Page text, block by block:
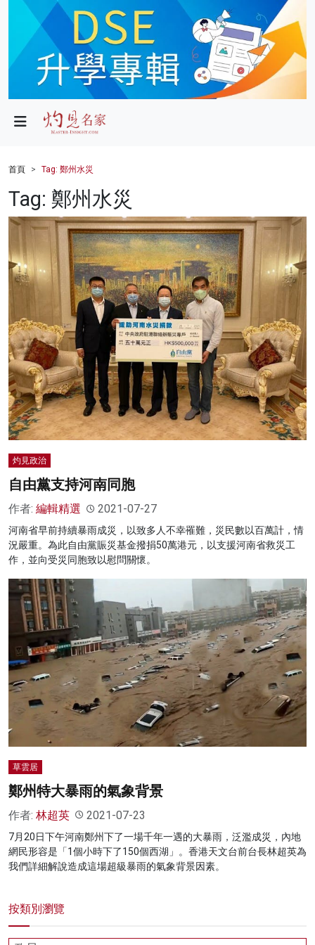
政局
財經
健康
商業
科技
名家榜
灼見活動
關於我們
首頁 Tag: 鄭州水災
Tag: 鄭州水災
灼見政治
自由黨支持河南同胞
作者: 編輯精選 2021-07-27
河南省早前持續暴雨成災，以致多人不幸罹難，災民數以百萬計，情
況嚴重。為此自由黨賑災基金撥捐50萬港元，以支援河南省救災工
作，並向受災同胞致以慰問關懷。
草雲居
鄭州特大暴雨的氣象背景
作者: 林超英 2021-07-23
7月20日下午河南鄭州下了一場千年一遇的大暴雨，泛濫成災，內地
網民形容是「1個小時下了150個西湖」。香港天文台前台長林超英為
我們詳細解說造成這場超級暴雨的氣象背景因素。
按類別瀏覽